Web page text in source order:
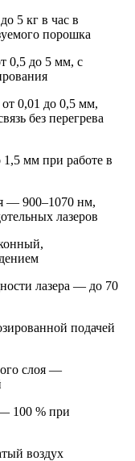
5 кг в час в
порошка
0,5 до 5 мм, с
0,01 до 0,5 мм,
без перегрева
мм при работе в
— 900–1070 нм,
лазеров
лазера — до 70
подачей
слоя —
100 % при
воздух